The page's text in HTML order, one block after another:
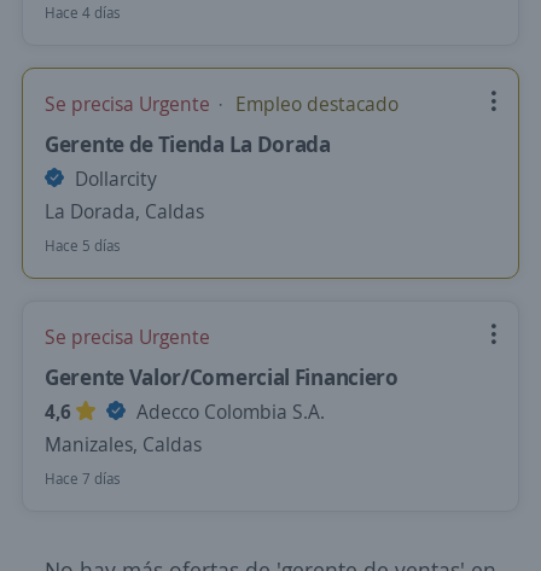
Hace 4 días
Se precisa Urgente Empleo destacado
Gerente de Tienda La Dorada
Dollarcity
La Dorada, Caldas
Hace 5 días
Se precisa Urgente
Gerente Valor/Comercial Financiero
4,6
Adecco Colombia S.A.
Manizales, Caldas
Hace 7 días